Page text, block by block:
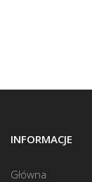
INFORMACJE
Główna